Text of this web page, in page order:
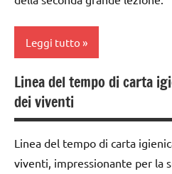
Leggi tutto
dai
6
anni
EDUCAZIONE
COSMICA
Linea del tempo di carta
dei viventi
Linea del tempo di carta
viventi, impressionante per la